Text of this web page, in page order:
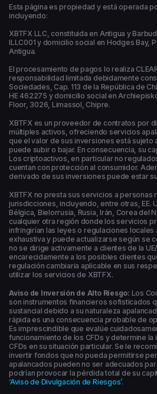
Esta página es propiedad y está operada
incluyendo:
XBTFX LLC, constituida en Antigua y
ILLC001 y domicilio social en Hodges Bay,
Antigua.
El procesamiento de pagos lo realiza
responsabilidad limitada debidamente
Sociedades, Cap. 113 de la República de
HE 462275 y domicilio social en
Floor, 3026, Limassol, Chipre.
XBTFX es un proveedor de contratos por
múltiples activos, ofreciendo servicios
que el valor de sus inversiones está sujeto
puede subir o bajar. En consecuencia, su
Los criptoactivos, en particular no
cuentan con protección al consumidor.
derivado de sus inversiones puede estar
XBTFX no presta sus servicios a
jurisdicciones, incluyendo, entre otras, EE.
Bélgica, Bielorrusia, Rusia, Irán, Corea del
cualquier otra región donde los servicios
infringirían las leyes o regulaciones locales
exhaustiva y puede actualizarse según se
no se dirige activamente a clientes de la
encarecidamente a los posibles clientes
regulación cambiaria aplicable en sus
utilizar los servicios de XBTFX.
Aviso de Inversión de Alto Riesgo: Los
son instrumentos financieros sofisticados
sustancial debido a su naturaleza
rápida es una consecuencia probable de
Es imprescindible que evalúe
funcionamiento de los CFDs y determine
CFDs en su situación particular. Se le
invertir fondos que no pueda permitirse
apalancados pueden no ser adecuados
podrían provocar la pérdida total de su
‘Aviso de Divulgación de Riesgos’.